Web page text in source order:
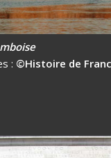
: ©Histoire de